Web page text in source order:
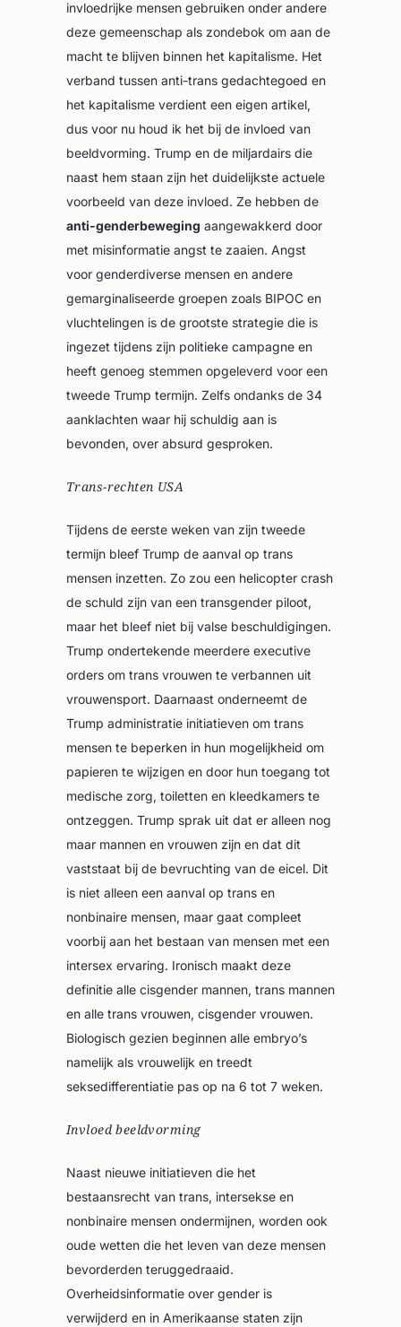
invloedrijke mensen gebruiken onder andere
deze gemeenschap als zondebok om aan de
macht te blijven binnen het kapitalisme. Het
verband tussen anti-trans gedachtegoed en
het kapitalisme verdient een eigen artikel,
dus voor nu houd ik het bij de invloed van
beeldvorming. Trump en de miljardairs die
naast hem staan zijn het duidelijkste actuele
voorbeeld van deze invloed. Ze hebben de
anti-genderbeweging aangewakkerd door
met misinformatie angst te zaaien. Angst
voor genderdiverse mensen en andere
gemarginaliseerde groepen zoals BIPOC en
vluchtelingen is de grootste strategie die is
ingezet tijdens zijn politieke campagne en
heeft genoeg stemmen opgeleverd voor een
tweede Trump termijn. Zelfs ondanks de 34
aanklachten waar hij schuldig aan is
bevonden, over absurd gesproken.
Trans-rechten USA
Tijdens de eerste weken van zijn tweede
termijn bleef Trump de aanval op trans
mensen inzetten. Zo zou een helicopter crash
de schuld zijn van een transgender piloot,
maar het bleef niet bij valse beschuldigingen.
Trump ondertekende meerdere executive
orders om trans vrouwen te verbannen uit
vrouwensport. Daarnaast onderneemt de
Trump administratie initiatieven om trans
mensen te beperken in hun mogelijkheid om
papieren te wijzigen en door hun toegang tot
medische zorg, toiletten en kleedkamers te
ontzeggen. Trump sprak uit dat er alleen nog
maar mannen en vrouwen zijn en dat dit
vaststaat bij de bevruchting van de eicel. Dit
is niet alleen een aanval op trans en
nonbinaire mensen, maar gaat compleet
voorbij aan het bestaan van mensen met een
intersex ervaring. Ironisch maakt deze
definitie alle cisgender mannen, trans mannen
en alle trans vrouwen, cisgender vrouwen.
Biologisch gezien beginnen alle embryo’s
namelijk als vrouwelijk en treedt
seksedifferentiatie pas op na 6 tot 7 weken.
Invloed beeldvorming
Naast nieuwe initiatieven die het
bestaansrecht van trans, intersekse en
nonbinaire mensen ondermijnen, worden ook
oude wetten die het leven van deze mensen
bevorderden teruggedraaid.
Overheidsinformatie over gender is
verwijderd en in Amerikaanse staten zijn